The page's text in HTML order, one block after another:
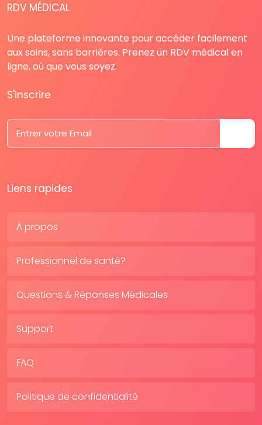
RDV MÉDICAL
Une plateforme innovante pour accéder facilement
aux soins, sans barrières. Prenez un RDV médical en
ligne, où que vous soyez.
S'inscrire
Liens rapides
À propos
Professionnel de santé?
Questions & Réponses Médicales
Support
FAQ
Politique de confidentialité